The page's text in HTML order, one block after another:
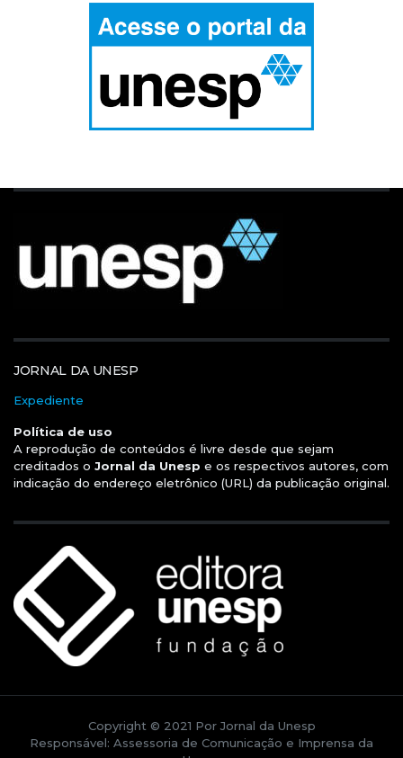
JORNAL DA UNESP
Expediente
Política de uso
A reprodução de conteúdos é livre desde que sejam
creditados o Jornal da Unesp e os respectivos autores, com
indicação do endereço eletrônico (URL) da publicação original.
Copyright © 2021 Por Jornal da Unesp
Responsável: Assessoria de Comunicação e Imprensa da